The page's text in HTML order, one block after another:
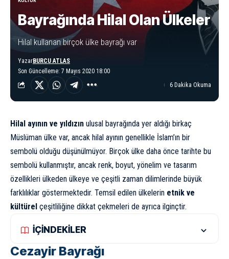
Bayrağında Hilal Olan Ülkeler
Hilal kullanan birçok ülke bayrağı var
Son Güncelleme: 7 Mayıs 2020 18:00
YazarBURCU ATLAS
6 Dakika Okuma
Hilal ayının ve yıldızın ulusal bayrağında yer aldığı birkaç
Müslüman ülke var, ancak hilal ayının genellikle İslam’ın bir
sembolü olduğu düşünülmüyor. Birçok ülke daha önce tarihte bu
sembolü kullanmıştır, ancak renk, boyut, yönelim ve tasarım
özellikleri ülkeden ülkeye ve çeşitli zaman dilimlerinde büyük
farklılıklar göstermektedir. Temsil edilen ülkelerin etnik ve
kültürel çeşitliliğine dikkat çekmeleri de ayrıca ilginçtir.
İÇİNDEKİLER
Cezayir Bayrağı